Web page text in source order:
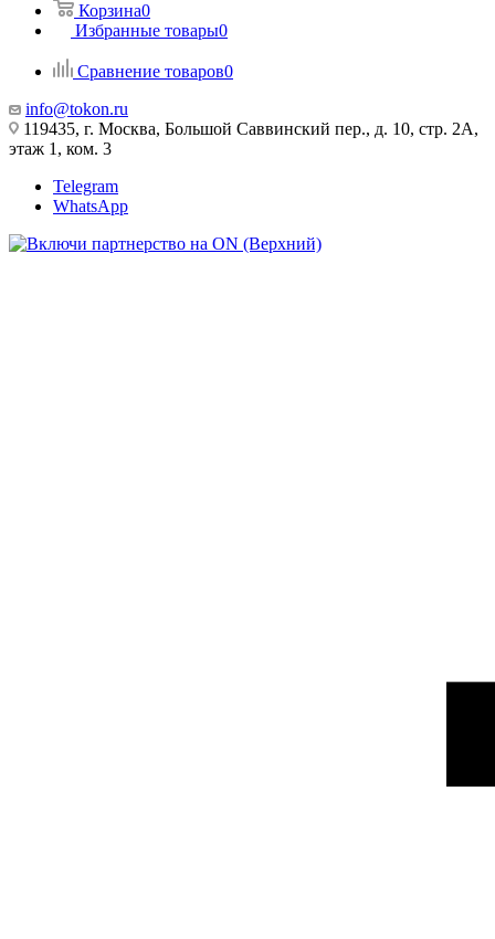
Корзина0
Избранные товары0
Сравнение товаров0
info@tokon.ru
119435, г. Москва, Большой Саввинский пер., д. 10, стр. 2А,
этаж 1, ком. 3
Telegram
WhatsApp